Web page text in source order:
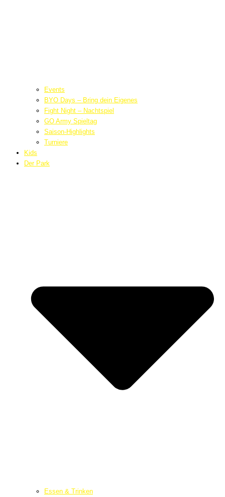
Events
BYO Days – Bring dein Eigenes
Fight Night – Nachtspiel
GO Army Spieltag
Saison-Highlights
Turniere
Kids
Der Park
Essen & Trinken